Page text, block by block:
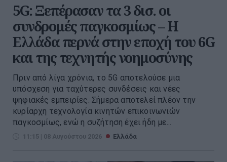
5G: Ξεπέρασαν τα 3 δισ. οι
συνδρομές παγκοσμίως – Η
Ελλάδα περνά στην εποχή του 6G
και της τεχνητής νοημοσύνης
Πριν από λίγα χρόνια, το 5G αποτελούσε μια
υπόσχεση για ταχύτερες συνδέσεις και νέες
ψηφιακές εμπειρίες. Σήμερα αποτελεί πλέον την
κυρίαρχη τεχνολογία κινητών επικοινωνιών
παγκοσμίως, ενώ η συζήτηση έχει ήδη με...
11:15 | 08 Αυγούστου 2026 Ελλάδα